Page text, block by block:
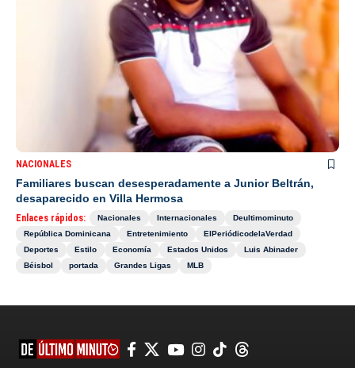
NACIONALES
Familiares buscan desesperadamente a Junior Beltrán,
desaparecido en Villa Hermosa
Enlaces rápidos: Nacionales Internacionales
Deultimominuto
República Dominicana
Entretenimiento
ElPeriódicodelaVerdad
Deportes
Estilo Economía Estados Unidos
Luis Abinader
Béisbol
portada Grandes Ligas MLB